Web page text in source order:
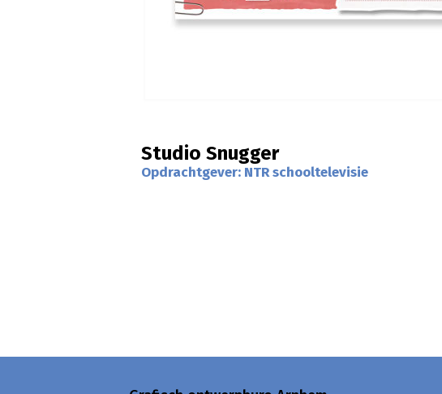
Studio Snugger
Opdrachtgever: NTR schooltelevisie